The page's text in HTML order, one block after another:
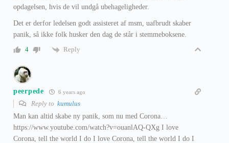
opdagelsen, hvis de vil undgå ubehageligheder.
Det er derfor ledelsen godt assisteret af msm, uafbrudt skaber
panik, så ikke folk husker den dag de står i stemmeboksene.
4
Reply
peerpede 6 years ago
Reply to kumulus
Man kan altid skabe ny panik, som nu med Corona…
https://www.youtube.com/watch?v=ouanlAQ-QXg I love
Corona, tell the world I do I love Corona, tell the world I do I